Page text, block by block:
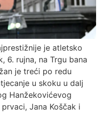
je atletsko
6. rujna, na Trgu bana
je treći po redu
u skoku u dalj
Hanžekovićevog
Jana Koščak i